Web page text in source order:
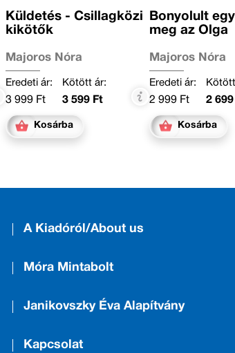
Küldetés - Csillagközi
kikötők
Majoros Nóra
Eredeti ár:
3 999 Ft
Kötött ár:
3 599 Ft
Kosárba
Bonyolult
meg az Olga
Majoros Nóra
Eredeti ár:
2 999 Ft
2
Kosárba
A Kiadóról/About us
Móra Mintabolt
Janikovszky Éva Alapítvány
Kapcsolat